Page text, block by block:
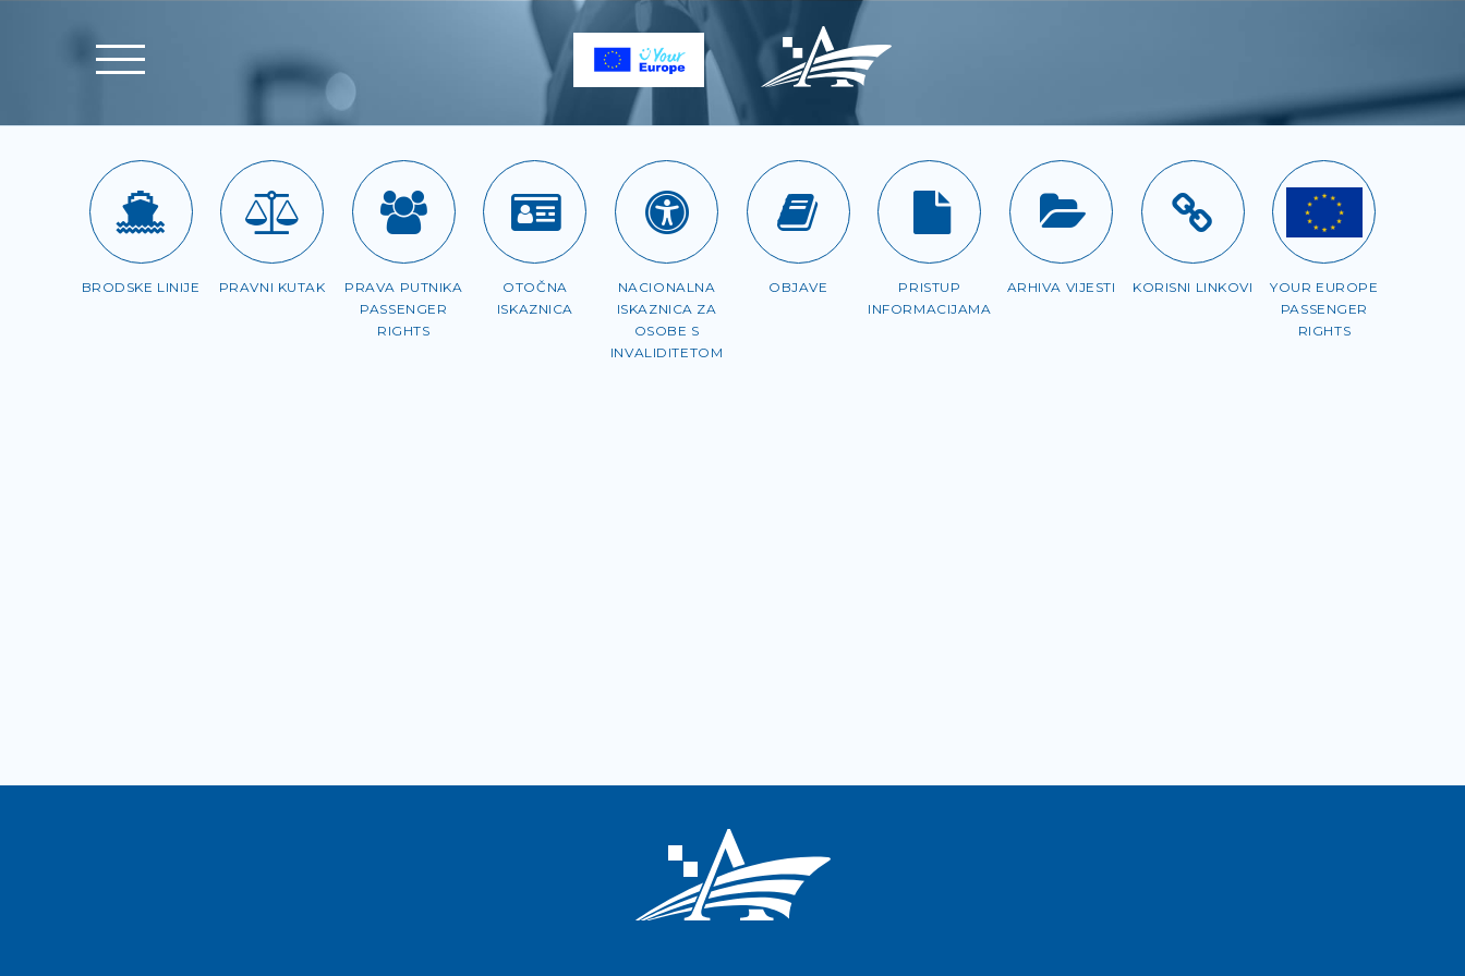
BRODSKE LINIJE PRAVNI KUTAK
PRAVA PUTNIKA
PASSENGER
RIGHTS
OTOČNA
ISKAZNICA
NACIONALNA
ISKAZNICA ZA
OSOBE S
INVALIDITETOM
OBJAVE
PRISTUP
INFORMACIJAMA
ARHIVA VIJESTI KORISNI LINKOVI
YOUR EUROPE
PASSENGER
RIGHTS